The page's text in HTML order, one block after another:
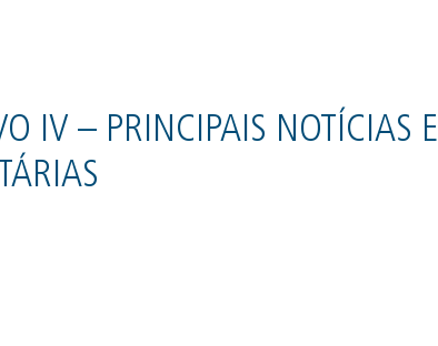
IV – PRINCIPAIS NOTÍCIAS E